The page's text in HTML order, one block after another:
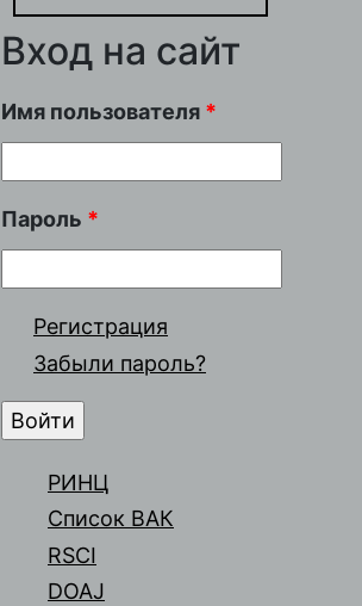
Вход на сайт
Имя пользователя *
Пароль *
Регистрация
Забыли пароль?
РИНЦ
Список ВАК
RSCI
DOAJ